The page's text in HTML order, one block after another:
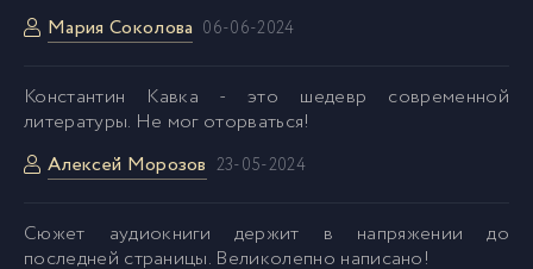
Мария Соколова 06-06-2024
Константин Кавка - это шедевр современной
литературы. Не мог оторваться!
Алексей Морозов 23-05-2024
Сюжет аудиокниги держит в напряжении до
последней страницы. Великолепно написано!